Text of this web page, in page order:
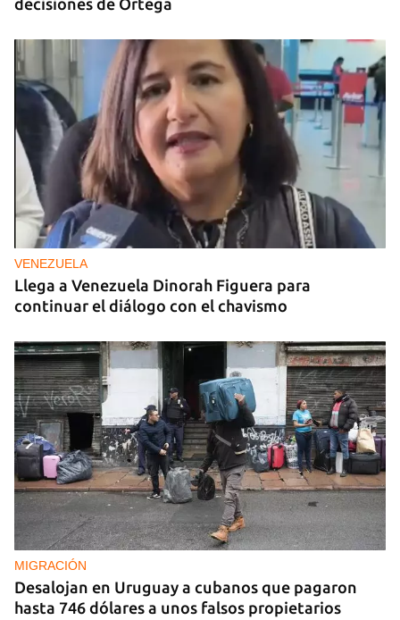
decisiones de Ortega
VENEZUELA
Llega a Venezuela Dinorah Figuera para
continuar el diálogo con el chavismo
MIGRACIÓN
Desalojan en Uruguay a cubanos que pagaron
hasta 746 dólares a unos falsos propietarios